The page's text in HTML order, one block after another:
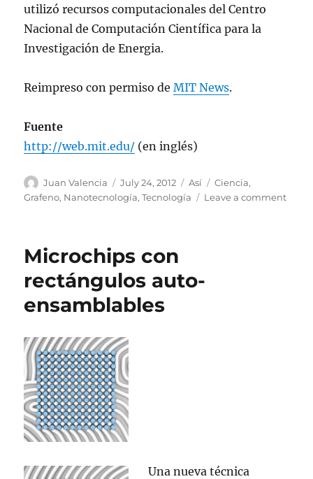
utilizó recursos computacionales del Centro
Nacional de Computación Científica para la
Investigación de Energia.
Reimpreso con permiso deMIT News.
Fuente
http://web.mit.edu/ (en inglés)
Author
Juan Valencia
Posted
on
July 24, 2012 Categories
Así Tags
Ciencia,
Grafeno, Nanotecnología,Tecnología Leave a commenton
Microchips con
rectángulos auto-
ensamblables
Una nueva técnica